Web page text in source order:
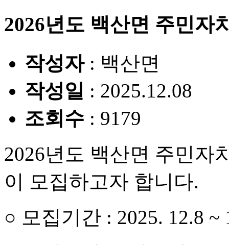
2026년도 백산면 주민자
작성자: 백산면
작성일 : 2025.12.08
조회수 : 9179
2026년도 백산면 주민자
이 모집하고자 합니다.
○ 모집기간 : 2025. 12.8 ~